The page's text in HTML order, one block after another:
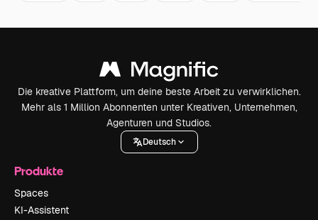
Die kreative Plattform, um deine beste Arbeit zu verwirklichen.
Mehr als 1 Million Abonnenten unter Kreativen, Unternehmen,
Agenturen und Studios.
Deutsch
Produkte
Spaces
KI-Assistent